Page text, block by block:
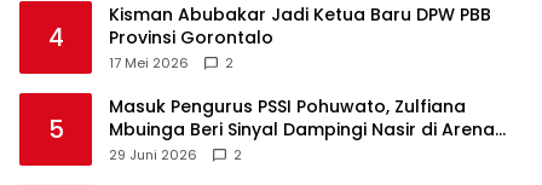
4
Kisman Abubakar Jadi Ketua Baru DPW PBB
Provinsi Gorontalo
17 Mei 2026 2
5
Masuk Pengurus PSSI Pohuwato, Zulfiana
Mbuinga Beri Sinyal Dampingi Nasir di Arena
Politik ?
29 Juni 2026 2